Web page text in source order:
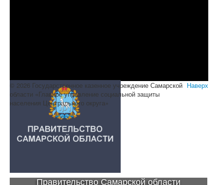
Правительство Самарской области
Наверх
© 2026 Государственное казенное учреждение Самарской
области «Главное управление социальной защиты
населения Центрального округа»